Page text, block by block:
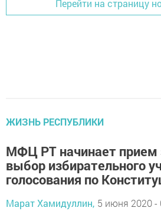
Перейти на страницу
ЖИЗНЬ РЕСПУБЛИКИ
МФЦ РТ начинает прием
выбор избирательного
голосования по
Марат Хамидуллин, 5 июня 2020 -